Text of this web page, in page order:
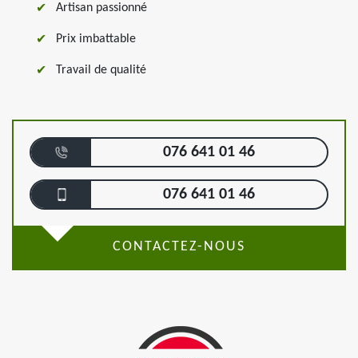
Artisan passionné
Prix imbattable
Travail de qualité
076 641 01 46
076 641 01 46
CONTACTEZ-NOUS